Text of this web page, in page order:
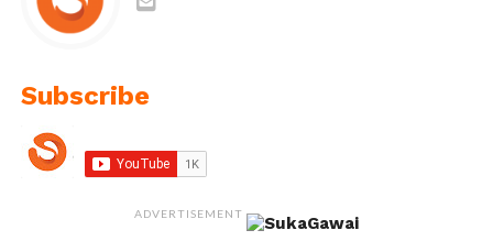
Subscribe
ADVERTISEMENT